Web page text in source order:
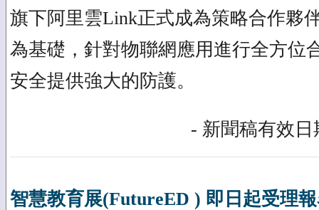
旗下阿里雲Link正式成為策略合作夥
為基礎，針對物聯網應用進行全方位
安全提供強大的防護。
- 新聞稿有效日
智慧教育展(FutureED ) 即日起受理